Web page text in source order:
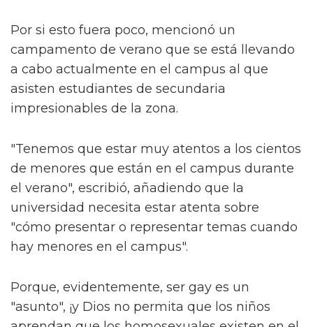
Por si esto fuera poco, mencionó un
campamento de verano que se está llevando
a cabo actualmente en el campus al que
asisten estudiantes de secundaria
impresionables de la zona.
"Tenemos que estar muy atentos a los cientos
de menores que están en el campus durante
el verano", escribió, añadiendo que la
universidad necesita estar atenta sobre
"cómo presentar o representar temas cuando
hay menores en el campus".
Porque, evidentemente, ser gay es un
"asunto", ¡y Dios no permita que los niños